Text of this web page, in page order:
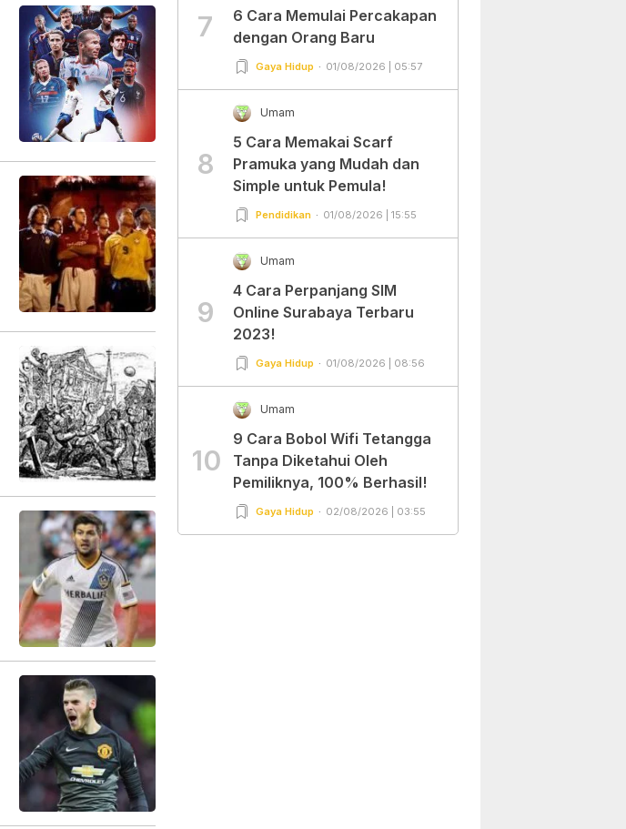
7
6 Cara Memulai Percakapan
dengan Orang Baru
Gaya Hidup 01/08/2026 | 05:57
8
Umam
5 Cara Memakai Scarf
Pramuka yang Mudah dan
Simple untuk Pemula!
Pendidikan 01/08/2026 | 15:55
9
Umam
4 Cara Perpanjang SIM
Online Surabaya Terbaru
2023!
Gaya Hidup 01/08/2026 | 08:56
10
Umam
9 Cara Bobol Wifi Tetangga
Tanpa Diketahui Oleh
Pemiliknya, 100% Berhasil!
Gaya Hidup 02/08/2026 | 03:55